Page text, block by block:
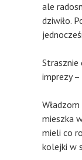
ale
dziwiło.
Strasznie
imprezy
mieszka
mieli co
kolejki w